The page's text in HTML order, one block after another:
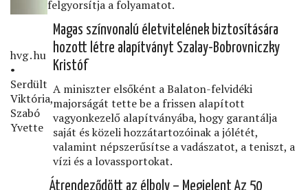
felgyorsítja a folyamatot.
hvg․hu
•
Serdült
Viktória,
Szabó
Yvette
Magas színvonalú életvitelének biztosítására
hozott létre alapítványt Szalay-Bobrovniczky
Kristóf
A miniszter elsőként a Balaton-felvidéki
majorságát tette be a frissen alapított
vagyonkezelő alapítványába, hogy garantálja
saját és közeli hozzátartozóinak a jólétét,
valamint népszerűsítse a vadászatot, a teniszt, a
vízi és a lovassportokat.
Átrendeződött az élboly – Megjelent Az 50